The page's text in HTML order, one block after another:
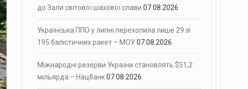
до Зали світової шахової слави 07.08.2026
Українська ППО у липні перехопила лише 29 зі
195 балістичних ракет – МОУ07.08.2026
Міжнародні резерви України становлять $51,2
мільярда – Нацбанк07.08.2026